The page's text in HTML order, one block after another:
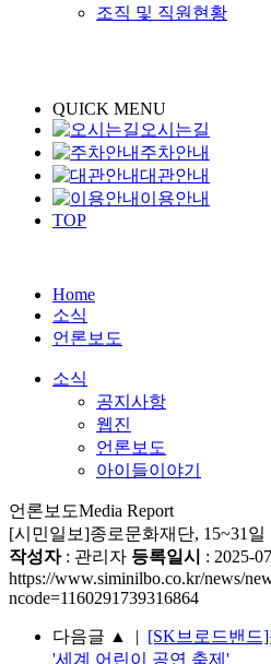
조직 및 직원현황
QUICK MENU
오시는길
주차안내
대관안내
이용안내
TOP
Home
소식
언론보도
소식
공지사항
웹진
언론보도
아이들이야기
언론보도Media Report
[시민일보]종로문화재단, 15~31일
작성자: 관리자 등록일시 : 2025-
https://www.siminilbo.co.kr/news/
ncode=1160291739316864
다음글 ▲ | [SK브로드밴드
'세계 어린이 공연 축제'